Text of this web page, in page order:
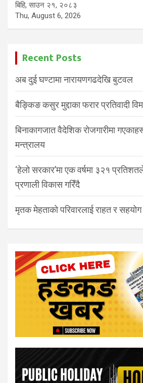
बिहि, साउन २१, २०८३
Thu, August 6, 2026
Recent Posts
अब दुई घण्टामा नारायणगढदेखि बुटवल
बैङ्किङ कसुर मुद्दाका फरार प्रतिवादी
बिनाकागजात वैदेशिक रोजगारीमा
मन्त्रालय
‘हेलो सरकार’मा एक वर्षमा ३२१
प्रणाली विकास गरिँदै
मृतक मेहताको परिवारलाई राहत र सहयोग